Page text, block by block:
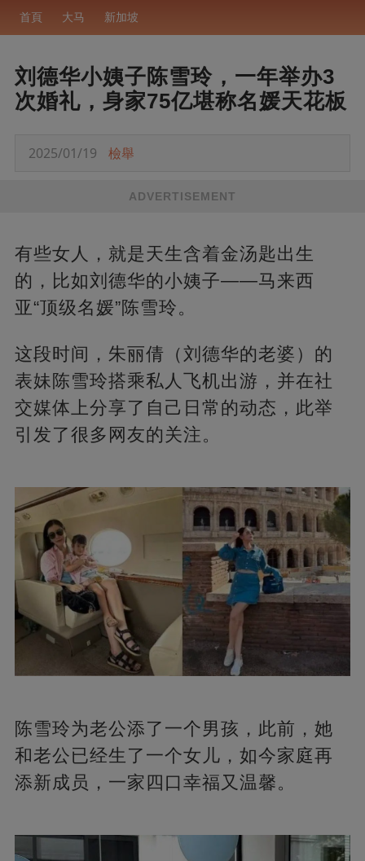
首頁 大马 新加坡
刘德华小姨子陈雪玲，一年举办3
次婚礼，身家75亿堪称名媛天花板
2025/01/19 檢舉
ADVERTISEMENT
有些女人，就是天生含着金汤匙出生
的，比如刘德华的小姨子——马来西
亚“顶级名媛”陈雪玲。
这段时间，朱丽倩（刘德华的老婆）的
表妹陈雪玲搭乘私人飞机出游，并在社
交媒体上分享了自己日常的动态，此举
引发了很多网友的关注。
陈雪玲为老公添了一个男孩，此前，她
和老公已经生了一个女儿，如今家庭再
添新成员，一家四口幸福又温馨。